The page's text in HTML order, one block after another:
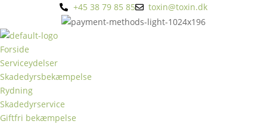
+45 38 79 85 85 toxin@toxin.dk
Forside
Serviceydelser
Skadedyrsbekæmpelse
Rydning
Skadedyrservice
Giftfri bekæmpelse